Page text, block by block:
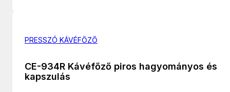
PRESSZÓ KÁVÉFŐZŐ
CE-934R Kávéfőző piros hagyományos és
kapszulás